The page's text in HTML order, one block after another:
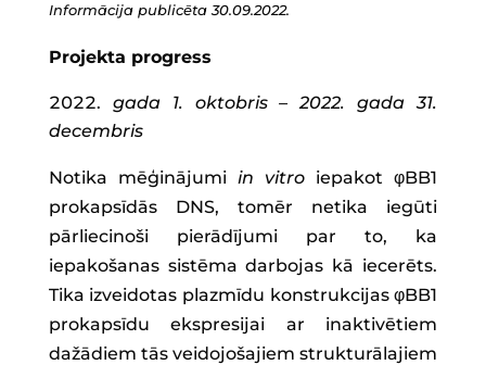
Informācija publicēta 30.09.2022.
Projekta progress
gada 1. oktobris – 2022. gada 31.
decembris
Notika mēģinājumi in vitro iepakot φBB1
prokapsīdās DNS, tomēr netika iegūti
pārliecinoši pierādījumi par to, ka
iepakošanas sistēma darbojas kā iecerēts.
Tika izveidotas plazmīdu konstrukcijas φBB1
prokapsīdu ekspresijai ar inaktivētiem
dažādiem tās veidojošajiem strukturālajiem